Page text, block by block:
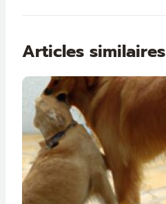
Articles similaires